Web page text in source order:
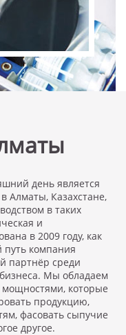
день является
Алматы, Казахстане,
в таких
и
в 2009 году, как
компания
партнёр среди
Мы обладаем
которые
продукцию,
фасовать сыпучие
другое.